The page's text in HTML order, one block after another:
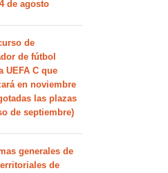
de agosto
de
de fútbol
UEFA C que
en noviembre
las plazas
de septiembre)
generales de
de